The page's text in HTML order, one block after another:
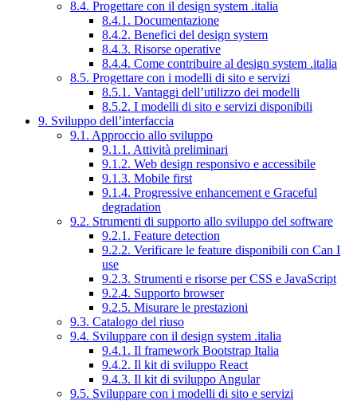
8.4. Progettare con il design system .italia
8.4.1. Documentazione
8.4.2. Benefici del design system
8.4.3. Risorse operative
8.4.4. Come contribuire al design system .italia
8.5. Progettare con i modelli di sito e servizi
8.5.1. Vantaggi dell’utilizzo dei modelli
8.5.2. I modelli di sito e servizi disponibili
9. Sviluppo dell’interfaccia
9.1. Approccio allo sviluppo
9.1.1. Attività preliminari
9.1.2. Web design responsivo e accessibile
9.1.3. Mobile first
9.1.4. Progressive enhancement e Graceful
degradation
9.2. Strumenti di supporto allo sviluppo del software
9.2.1. Feature detection
9.2.2. Verificare le feature disponibili con Can I
use
9.2.3. Strumenti e risorse per CSS e JavaScript
9.2.4. Supporto browser
9.2.5. Misurare le prestazioni
9.3. Catalogo del riuso
9.4. Sviluppare con il design system .italia
9.4.1. Il framework Bootstrap Italia
9.4.2. Il kit di sviluppo React
9.4.3. Il kit di sviluppo Angular
9.5. Sviluppare con i modelli di sito e servizi